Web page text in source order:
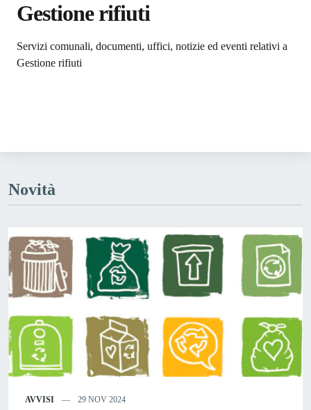
Gestione rifiuti
Dettagli dell'argomento
Servizi comunali, documenti, uffici, notizie ed eventi relativi a
Gestione rifiuti
Novità
AVVISI 29 NOV 2024